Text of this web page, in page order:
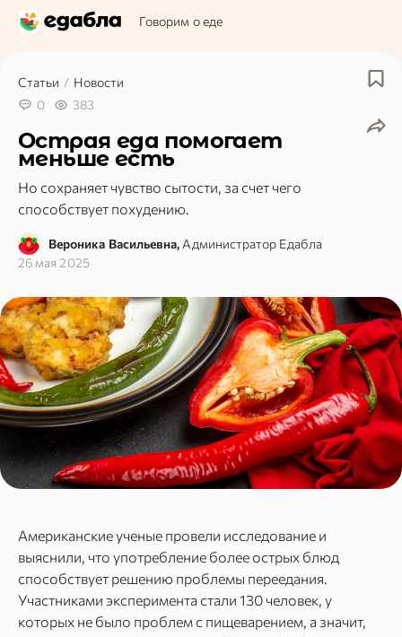
Говорим о еде
Статьи / Новости
0
383
Острая еда помогает
меньше есть
Но сохраняет чувство сытости, за счет чего
способствует похудению.
Вероника Васильевна, Администратор Едабла
26 мая 2025
Американские ученые провели исследование и
выяснили, что употребление более острых блюд
способствует решению проблемы переедания.
Участниками эксперимента стали 130 человек, у
которых не было проблем с пищеварением, а значит,